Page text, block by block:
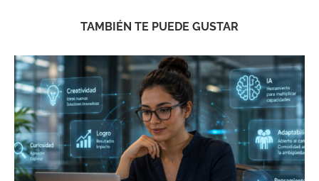
TAMBIÉN TE PUEDE GUSTAR